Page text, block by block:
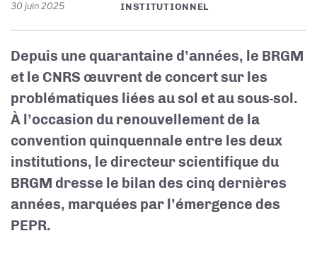
30 juin 2025 INSTITUTIONNEL
Depuis une quarantaine d’années, le BRGM
et le CNRS œuvrent de concert sur les
problématiques liées au sol et au sous-sol.
À l’occasion du renouvellement de la
convention quinquennale entre les deux
institutions, le directeur scientifique du
BRGM dresse le bilan des cinq dernières
années, marquées par l’émergence des
PEPR.